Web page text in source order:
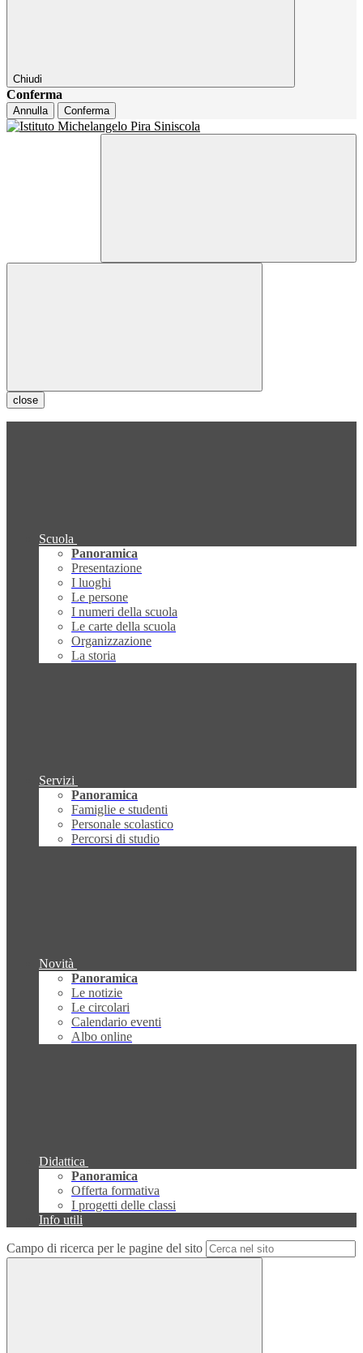
Chiudi
Conferma
Annulla Conferma
close
Scuola
Panoramica
Presentazione
I luoghi
Le persone
I numeri della scuola
Le carte della scuola
Organizzazione
La storia
Servizi
Panoramica
Famiglie e studenti
Personale scolastico
Percorsi di studio
Novità
Panoramica
Le notizie
Le circolari
Calendario eventi
Albo online
Didattica
Panoramica
Offerta formativa
I progetti delle classi
Info utili
Campo di ricerca per le pagine del sito